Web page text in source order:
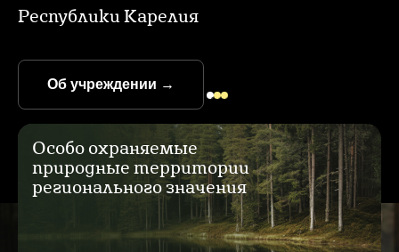
Республики Карелия
Об учреждении →
Особо охраняемые
природные территории
регионального значения